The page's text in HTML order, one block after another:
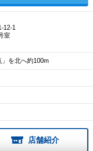
12-1
室
を北へ約100m
店舗紹介